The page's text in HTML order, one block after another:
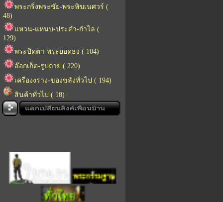
พระกริ่งพระชัย-พระพิฆเนศวร์ (
48)
แหวน-แหนบ-ประคำ-กำไล (
129)
พระปิดตา-พระยอดธง ( 104)
ล๊อกเก็ต-รูปถ่าย ( 220)
เครื่องงราง-ของขลังทั่วไป ( 194)
สินค้าทั่วไป ( 18)